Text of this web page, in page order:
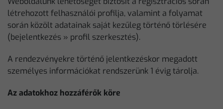
létrehozott felhasználói profilja, valamint a folyamat
során közölt adatainak saját kezűleg történő törlésére
(bejelentkezés » profil szerkesztés).
A rendezvényekre történő jelentkezéskor megadott
személyes információkat rendszerünk 1 évig tárolja.
Az adatokhoz hozzáférők köre